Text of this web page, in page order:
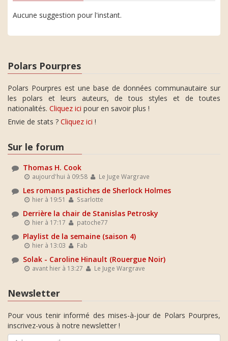
Aucune suggestion pour l'instant.
Polars Pourpres
Polars Pourpres est une base de données communautaire sur
les polars et leurs auteurs, de tous styles et de toutes
nationalités. Cliquez ici pour en savoir plus !
Envie de stats ? Cliquez ici !
Sur le forum
Thomas H. Cook
aujourd'hui à 09:58 Le Juge Wargrave
Les romans pastiches de Sherlock Holmes
hier à 19:51 Ssarlotte
Derrière la chair de Stanislas Petrosky
hier à 17:17 patoche77
Playlist de la semaine (saison 4)
hier à 13:03 Fab
Solak - Caroline Hinault (Rouergue Noir)
avant hier à 13:27 Le Juge Wargrave
Newsletter
Pour vous tenir informé des mises-à-jour de Polars Pourpres,
inscrivez-vous à notre newsletter !